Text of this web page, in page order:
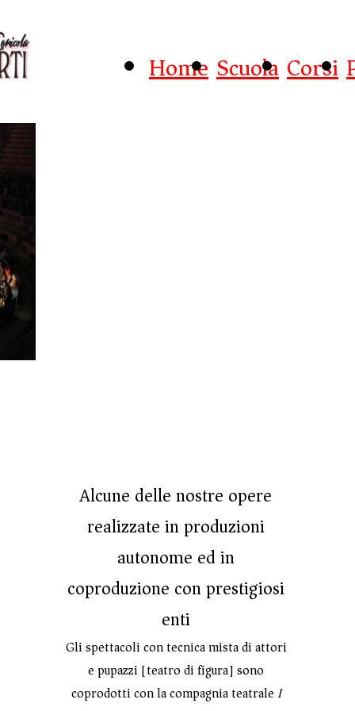
HomeScuolaCorsi
Alcune delle nostre opere
realizzate in produzioni
autonome ed in
coproduzione con prestigiosi
enti
Gli spettacoli con tecnica mista di attori
e pupazzi [teatro di figura] sono
coprodotti con la compagnia teatrale I